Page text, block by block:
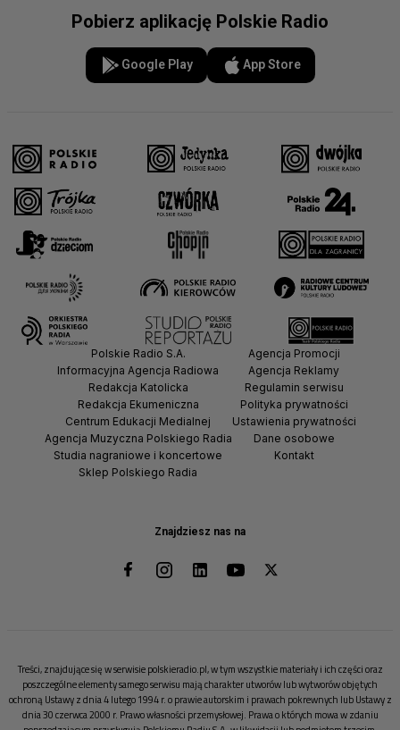
Pobierz aplikację Polskie Radio
Google Play App Store
Znajdziesz nas na
Polskie Radio S.A.
Informacyjna Agencja Radiowa
Redakcja Katolicka
Redakcja Ekumeniczna
Centrum Edukacji Medialnej
Agencja Muzyczna Polskiego Radia
Studia nagraniowe i koncertowe
Sklep Polskiego Radia
Agencja Promocji
Agencja Reklamy
Regulamin serwisu
Polityka prywatności
Ustawienia prywatności
Dane osobowe
Kontakt
Treści, znajdujące się w serwisie polskieradio.pl, w tym wszystkie materiały i ich części oraz
poszczególne elementy samego serwisu mają charakter utworów lub wytworów objętych
ochroną Ustawy z dnia 4 lutego 1994 r. o prawie autorskim i prawach pokrewnych lub Ustawy z
dnia 30 czerwca 2000 r. Prawo własności przemysłowej. Prawa o których mowa w zdaniu